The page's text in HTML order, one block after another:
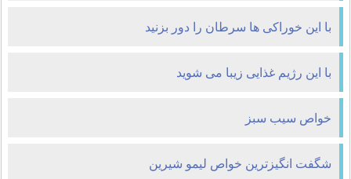
با این خوراکی ها سرطان را دور بزنید
با این رژیم غذایی زیبا می شوید
خواص سیب سبز
شگفت انگیزترین خواص لیمو شیرین